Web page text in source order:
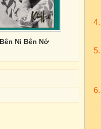
Bên Ni Bên Nớ